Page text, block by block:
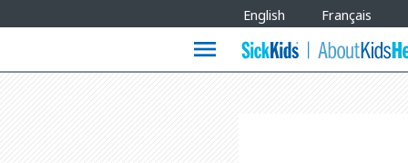
Languages
English Français
menu